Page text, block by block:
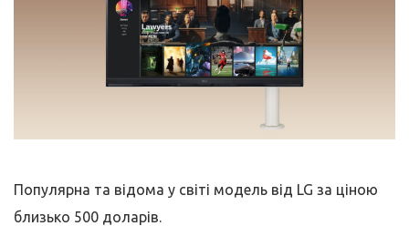
Популярна та відома у світі модель від LG за ціною
близько 500 доларів.